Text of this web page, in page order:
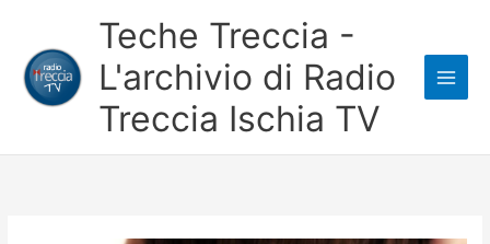
contenuto
Teche Treccia -
L'archivio di Radio
Treccia Ischia TV